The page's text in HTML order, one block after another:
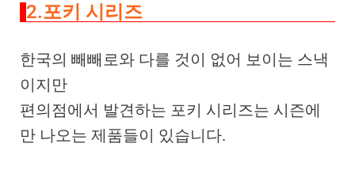
2.포키 시리즈
한국의 빼빼로와 다를 것이 없어 보이는 스낵
이지만
편의점에서 발견하는 포키 시리즈는 시즌에
만 나오는 제품들이 있습니다.